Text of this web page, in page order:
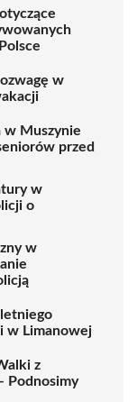
w
w Muszynie
przed
w
o
w
w Limanowej
z
Podnosimy